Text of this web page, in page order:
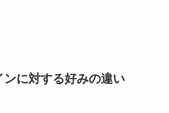
に対する好みの違い